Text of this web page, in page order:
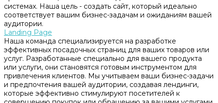
системах. Наша цель - создать сайт, который идеально
соответствует вашим бизнес-задачам и ожиданиям вашей
аудитории.
Landing Page
Наша команда специализируется на разработке
эффективных посадочных страниц для ваших товаров или
услуг. Разработанные специально для вашего продукта
или услуги, они становятся готовым инструментом для
привлечения клиентов. Мы учитываем ваши бизнес-задачи
и предпочтения вашей аудитории, создавая лендинги,
которые эффективно стимулируют посетителей к